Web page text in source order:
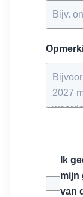
Ik
mijn
van